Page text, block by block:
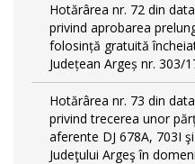
Hotărârea nr. 72 din
privind aprobarea
folosință gratuită
Județean Argeș nr. 303/
Hotărârea nr. 73 din
privind trecerea unor
aferente DJ 678A, 703I
Judeţului Argeş în